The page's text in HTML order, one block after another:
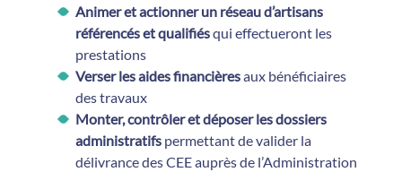
Animer et actionner un réseau d’artisans
référencés et qualifiésqui effectueront les
prestations
Verser les aides financièresaux bénéficiaires
des travaux
Monter, contrôler et déposer les dossiers
administratifs permettant de valider la
délivrance des CEE auprès de l’Administration